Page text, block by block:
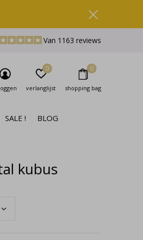
SALE ! BLOG
verlanglijst
0
shopping bag
0
Van 1163 reviews
kubus